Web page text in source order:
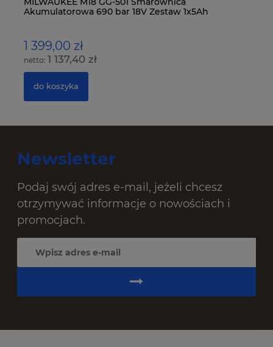
Akumulatorowa 690 bar 18V Zestaw 1x5Ah
1 399,00 zł
1 137,40 zł
do koszyka
Newsletter
Podaj swój adres e-mail, jeżeli chcesz
otrzymywać informacje o nowościach i
promocjach.